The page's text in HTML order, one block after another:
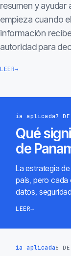
resumen y ayudar
empieza cuando
información
autoridad para
LEER→
ia aplicada7 DE
Qué
de
La estrategia
país, pero cada
datos,
LEER→
ia aplicada6 DE